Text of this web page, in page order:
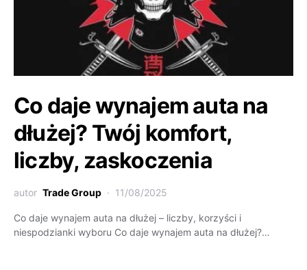
Co daje wynajem auta na
dłużej? Twój komfort,
liczby, zaskoczenia
autor Trade Group 11/08/2025
Co daje wynajem auta na dłużej – liczby, korzyści i
niespodzianki wyboru Co daje wynajem auta na dłużej?…